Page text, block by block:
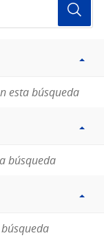
esta búsqueda
búsqueda